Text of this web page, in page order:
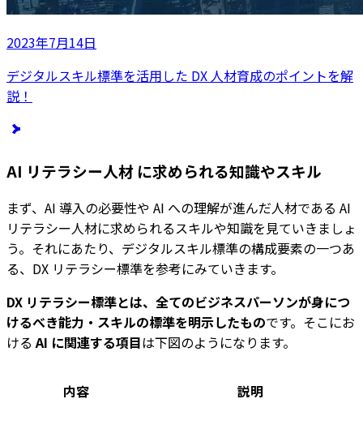
2023年7月14日
デジタルスキル標準を活用した DX 人材育成のポイントを解
説！
AI リテラシー人材 に求められる知識やスキル
まず、AI 導入の必要性や AI への理解が進んだ人材である AI
リテラシー人材に求められるスキルや知識を見ていきましょ
う。それにあたり、デジタルスキル標準の構成要素の一つあ
る、DX リテラシー標準を参考にみていきます。
DX リテラシー標準とは、全てのビジネスパーソンが身につ
けるべき能力・スキルの標準を明示したものです。そこにお
ける AI に関連する項目は下図のようになります。
内容 説明